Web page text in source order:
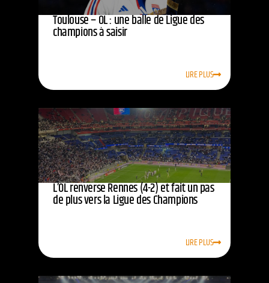
Toulouse – OL : une balle de Ligue des
champions à saisir
LIRE PLUS
L’OL renverse Rennes (4-2) et fait un pas
de plus vers la Ligue des Champions
LIRE PLUS